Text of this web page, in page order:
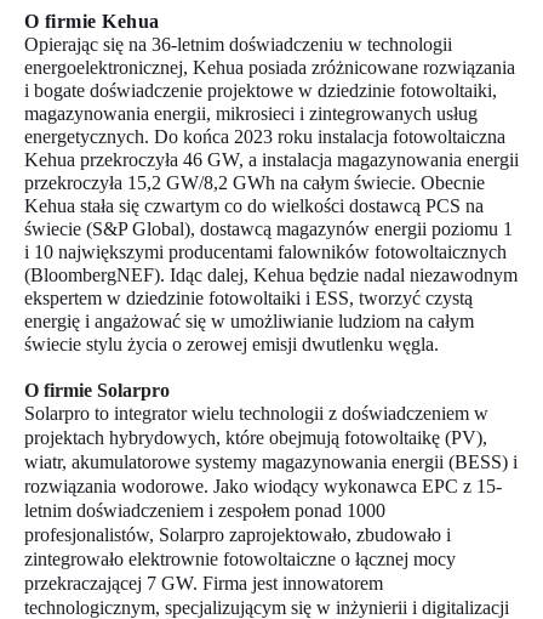
O firmie Kehua
Opierając się na 36-letnim doświadczeniu w technologii
energoelektronicznej, Kehua posiada zróżnicowane rozwiązania
i bogate doświadczenie projektowe w dziedzinie fotowoltaiki,
magazynowania energii, mikrosieci i zintegrowanych usług
energetycznych. Do końca 2023 roku instalacja fotowoltaiczna
Kehua przekroczyła 46 GW, a instalacja magazynowania energii
przekroczyła 15,2 GW/8,2 GWh na całym świecie. Obecnie
Kehua stała się czwartym co do wielkości dostawcą PCS na
świecie (S&P Global), dostawcą magazynów energii poziomu 1
i 10 największymi producentami falowników fotowoltaicznych
(BloombergNEF). Idąc dalej, Kehua będzie nadal niezawodnym
ekspertem w dziedzinie fotowoltaiki i ESS, tworzyć czystą
energię i angażować się w umożliwianie ludziom na całym
świecie stylu życia o zerowej emisji dwutlenku węgla.
O firmie Solarpro
Solarpro to integrator wielu technologii z doświadczeniem w
projektach hybrydowych, które obejmują fotowoltaikę (PV),
wiatr, akumulatorowe systemy magazynowania energii (BESS) i
rozwiązania wodorowe. Jako wiodący wykonawca EPC z 15-
letnim doświadczeniem i zespołem ponad 1000
profesjonalistów, Solarpro zaprojektowało, zbudowało i
zintegrowało elektrownie fotowoltaiczne o łącznej mocy
przekraczającej 7 GW. Firma jest innowatorem
technologicznym, specjalizującym się w inżynierii i digitalizacji